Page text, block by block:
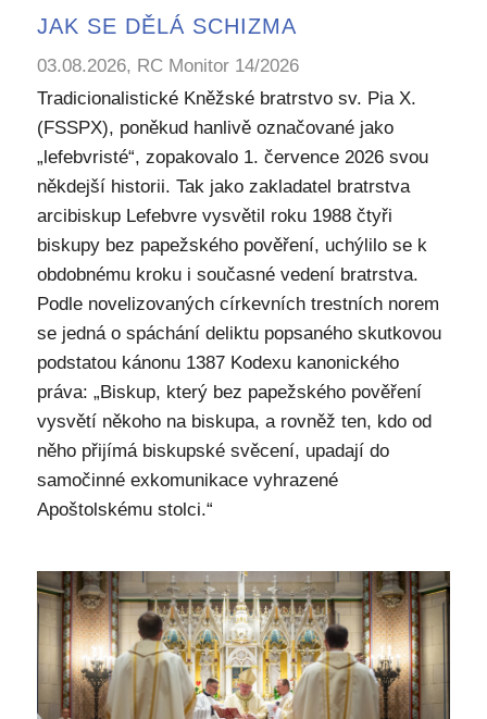
JAK SE DĚLÁ SCHIZMA
03.08.2026, RC Monitor 14/2026
Tradicionalistické Kněžské bratrstvo sv. Pia X.
(FSSPX), poněkud hanlivě označované jako
„lefebvristé“, zopakovalo 1. července 2026 svou
někdejší historii. Tak jako zakladatel bratrstva
arcibiskup Lefebvre vysvětil roku 1988 čtyři
biskupy bez papežského pověření, uchýlilo se k
obdobnému kroku i současné vedení bratrstva.
Podle novelizovaných církevních trestních norem
se jedná o spáchání deliktu popsaného skutkovou
podstatou kánonu 1387 Kodexu kanonického
práva: „Biskup, který bez papežského pověření
vysvětí někoho na biskupa, a rovněž ten, kdo od
něho přijímá biskupské svěcení, upadají do
samočinné exkomunikace vyhrazené
Apoštolskému stolci.“